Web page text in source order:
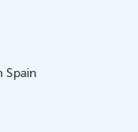
Spain